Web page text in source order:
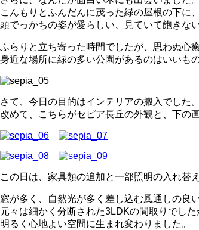
こんもりとふんだんに茂った緑の屋根の下に
頭でっかちの姿が愛らしい、見ていて飽きな
ふらりと立ち寄った時間でしたが、思わぬ心
身近な場所に緑の多い公園があるのはいいもの
さて、今日の目的はインテリアの搬入でした。
改めて、こちらがセピア長丘の外観と、下の
この日は、家具類の追加と一部照明の入れ替
窓が多く、自然光が多く差し込む風通しの良
元々は細かく分断された3LDKの間取りでし
明るく心地よい空間に生まれ変わりました。